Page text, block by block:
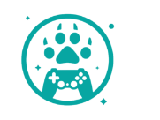
Aller
au
contenu